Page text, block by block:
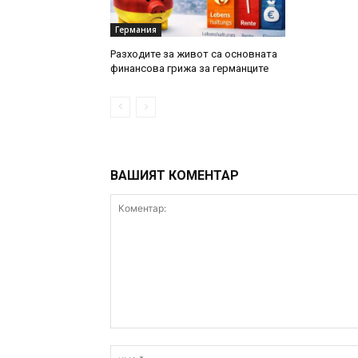
Германия
Разходите за живот са основната
финансова грижа за германците
ВАШИЯТ КОМЕНТАР